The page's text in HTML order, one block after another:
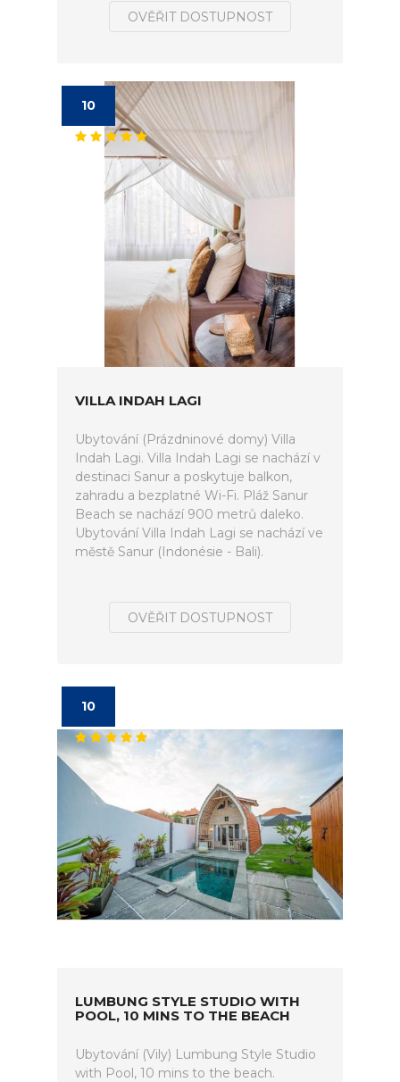
OVĚŘIT DOSTUPNOST
10
VILLA INDAH LAGI
Ubytování (Prázdninové domy) Villa
Indah Lagi. Villa Indah Lagi se nachází v
destinaci Sanur a poskytuje balkon,
zahradu a bezplatné Wi-Fi. Pláž Sanur
Beach se nachází 900 metrů daleko.
Ubytování Villa Indah Lagi se nachází ve
městě Sanur (Indonésie - Bali).
OVĚŘIT DOSTUPNOST
10
LUMBUNG STYLE STUDIO WITH
POOL, 10 MINS TO THE BEACH
Ubytování (Vily) Lumbung Style Studio
with Pool, 10 mins to the beach.